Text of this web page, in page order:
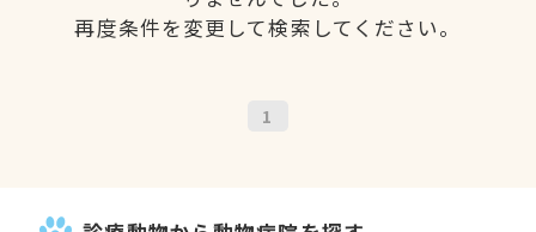
再度条件を変更して検索してください。
1